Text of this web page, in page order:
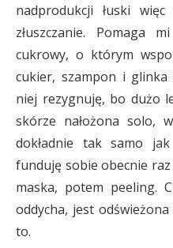
nadprodukcji łuski
złuszczanie. Pomaga
cukrowy, o którym
cukier, szampon i
niej rezygnuję, bo dużo
skórze nałożona solo,
dokładnie tak samo
funduję sobie obecnie
maska, potem peeling.
oddycha, jest
to.